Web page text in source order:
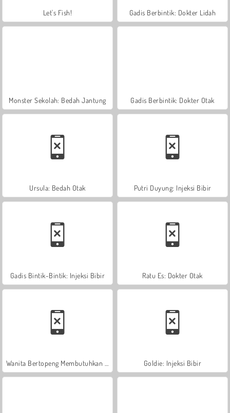
Let's Fish! Gadis Berbintik: Dokter Lidah
Monster Sekolah: Bedah Jantung Gadis Berbintik: Dokter Otak
Ursula: Bedah Otak Putri Duyung: Injeksi Bibir
Gadis Bintik-Bintik: Injeksi Bibir Ratu Es: Dokter Otak
Goldie: Injeksi Bibir